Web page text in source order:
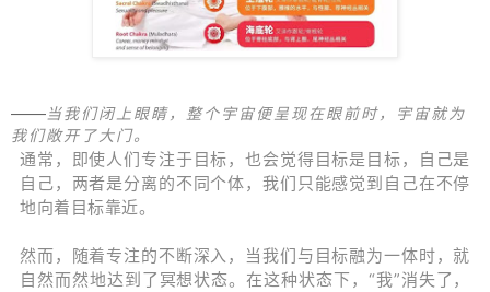
——当我们闭上眼睛，整个宇宙便呈现在眼前时，
宇宙就为
我们敞开了大门。
通常，即使人们专注于目标，也会觉得目标是目标，自己是
自己，两者是分离的不同个体，我们只能感觉到自己在不停
地向着目标靠近。
然而，随着专注的不断深入，当我们与目标融为一体时，就
自然而然地达到了冥想状态。在这种状态下，“我”消失了，